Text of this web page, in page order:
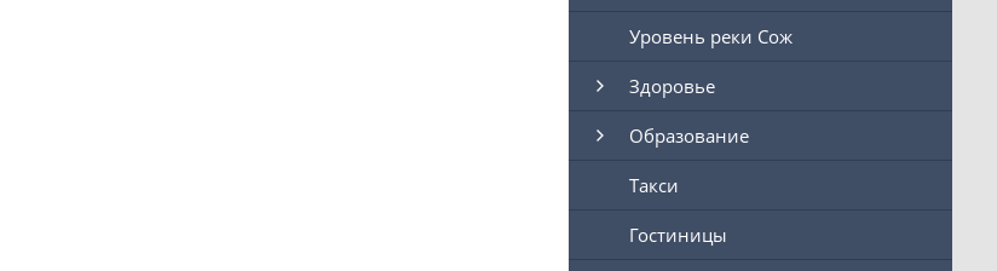
Уровень реки Сож
Здоровье
Образование
Такси
Гостиницы